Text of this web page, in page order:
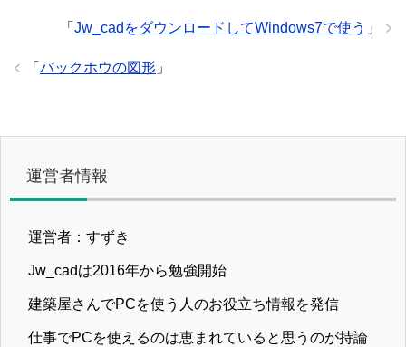
「 Jw_cadをダウンロードしてWindows7で使う 」
「 バックホウの図形 」
運営者情報
運営者：すずき
Jw_cadは2016年から勉強開始
建築屋さんでPCを使う人のお役立ち情報を発信
仕事でPCを使えるのは恵まれていると思うのが持論